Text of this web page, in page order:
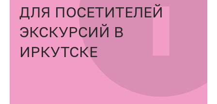
ДЛЯ ПОСЕТИТЕЛЕЙ
ЭКСКУРСИЙ В
ИРКУТСКЕ